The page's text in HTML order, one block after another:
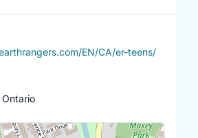
EN/CA/er-teens/